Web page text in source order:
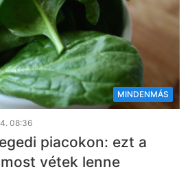
MINDENMÁS
08:36
piacokon: ezt a
vétek lenne